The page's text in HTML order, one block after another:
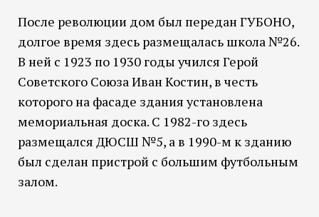
После революции дом был передан ГУБОНО,
долгое время здесь размещалась школа №26.
В ней с 1923 по 1930 годы учился Герой
Советского Союза Иван Костин, в честь
которого на фасаде здания установлена
мемориальная доска. С 1982-го здесь
размещался ДЮСШ №5, а в 1990-м к зданию
был сделан пристрой с большим футбольным
залом.